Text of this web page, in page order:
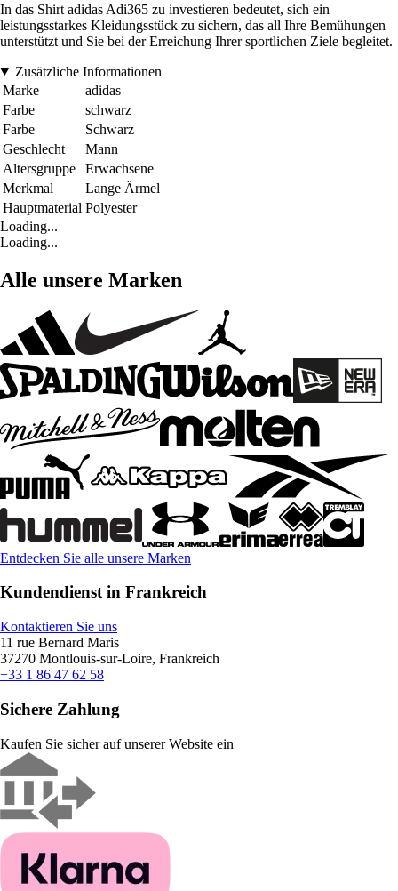
In das Shirt adidas Adi365 zu investieren bedeutet, sich ein
leistungsstarkes Kleidungsstück zu sichern, das all Ihre Bemühungen
unterstützt und Sie bei der Erreichung Ihrer sportlichen Ziele begleitet.
Zusätzliche Informationen
Marke
adidas
Farbe
schwarz
Farbe
Schwarz
Geschlecht
Mann
Altersgruppe
Erwachsene
Merkmal
Lange Ärmel
Hauptmaterial Polyester
Loading...
Loading...
Alle unsere Marken
Entdecken Sie alle unsere Marken
Kundendienst in Frankreich
Kontaktieren Sie uns
11 rue Bernard Maris
37270 Montlouis-sur-Loire, Frankreich
+33 1 86 47 62 58
Sichere Zahlung
Kaufen Sie sicher auf unserer Website ein